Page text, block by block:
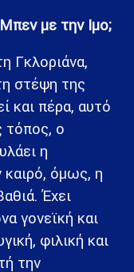
με την Ιμο;
Γκλοριάνα,
στέψη της
και πέρα, αυτό
τόπος, ο
η
όμως, η
Έχει
γονεϊκή και
φιλική και
την